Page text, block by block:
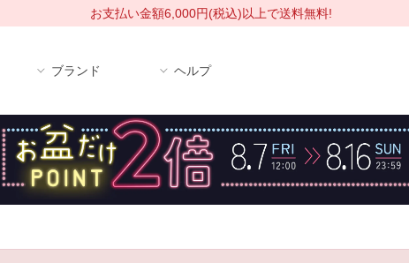
お支払い金額6,000円(税込)以上で送料無料!
ブランド ヘルプ